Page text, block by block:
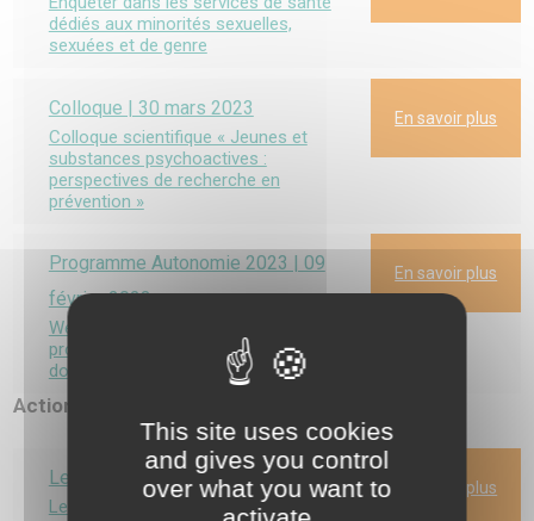
dédiés aux minorités sexuelles,
sexuées et de genre
Colloque | 30 mars 2023
Colloque scientifique « Jeunes et
substances psychoactives :
perspectives de recherche en
prévention »
En savoir plus
Programme Autonomie 2023 | 09
février 2023
Webinaire d’information appels à
projets et modalités de soutien
doctoral
En savoir plus
Actions d’animation 2022
Le Café du 14 décembre 2022
Les potentialités de communication
En savoir plus
This site uses cookies
and gives you control
over what you want to